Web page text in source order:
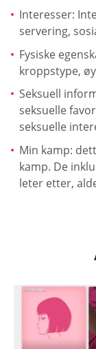
Interesser:
servering,
Fysiske
kroppstype,
Seksuell
seksuelle
seksuelle
Min kamp:
kamp. De
leter etter,